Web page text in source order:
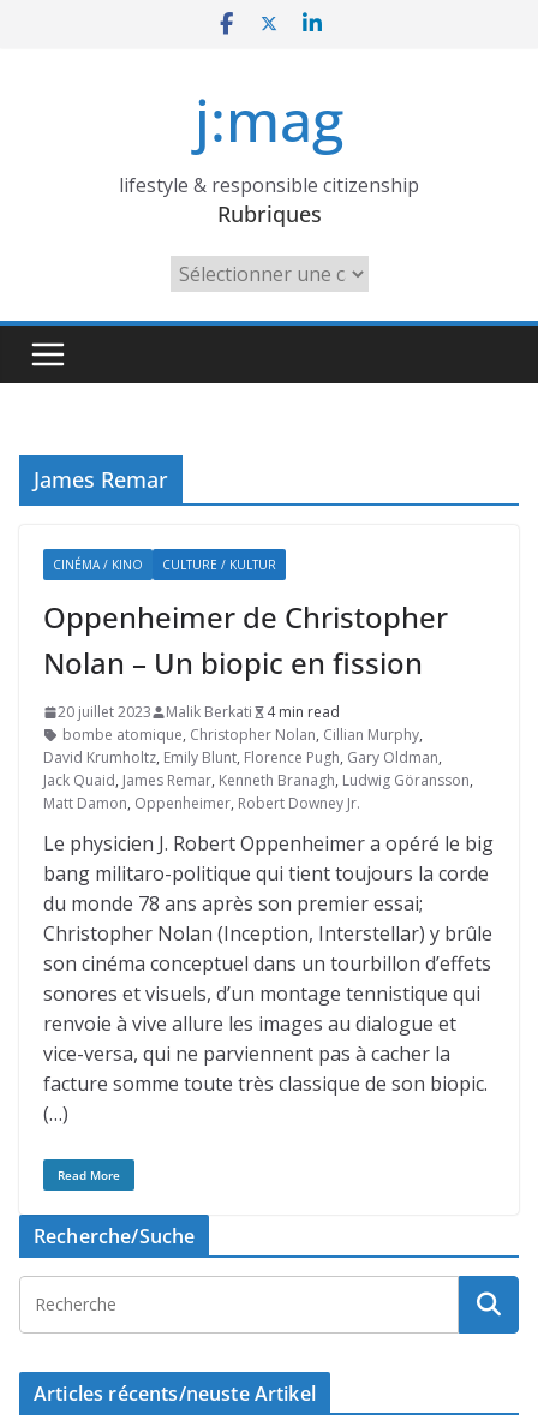
j:mag
lifestyle & responsible citizenship
Rubriques
Rubriques
James Remar
CINÉMA / KINO CULTURE / KULTUR
Oppenheimer de Christopher
Nolan – Un biopic en fission
20 juillet 2023 Malik Berkati
4 min read
bombe atomique, Christopher Nolan, Cillian Murphy,
David Krumholtz, Emily Blunt, Florence Pugh, Gary Oldman,
Jack Quaid, James Remar, Kenneth Branagh, Ludwig Göransson,
Matt Damon, Oppenheimer, Robert Downey Jr.
Le physicien J. Robert Oppenheimer a opéré le big
bang militaro-politique qui tient toujours la corde
du monde 78 ans après son premier essai;
Christopher Nolan (Inception, Interstellar) y brûle
son cinéma conceptuel dans un tourbillon d’effets
sonores et visuels, d’un montage tennistique qui
renvoie à vive allure les images au dialogue et
vice-versa, qui ne parviennent pas à cacher la
facture somme toute très classique de son biopic.
(…)
Read More
Recherche/Suche
Articles récents/neuste Artikel